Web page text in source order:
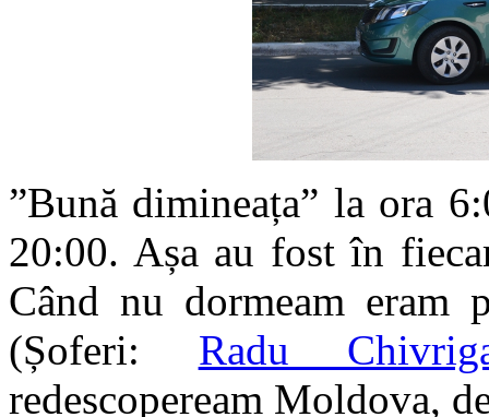
”Bună dimineața” la ora
20:00. Așa au fost în
Când nu dormeam
(Șoferi: Radu
redescopeream Moldova,